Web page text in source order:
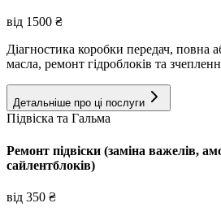
від 1500 ₴
Діагностика коробки передач, повна
масла, ремонт гідроблоків та
Детальніше про ці послуги
Підвіска та Гальма
Ремонт підвіски (заміна важелів,
сайлентблоків)
від 350 ₴